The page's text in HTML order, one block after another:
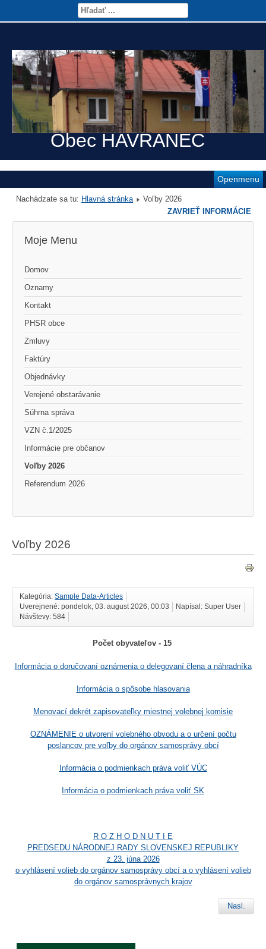
Obec HAVRANEC
Openmenu
Nachádzate sa tu: Hlavná stránka Voľby 2026
Moje Menu
Domov
Oznamy
Kontakt
PHSR obce
Zmluvy
Faktúry
Objednávky
Verejené obstarávanie
Súhrna správa
VZN č.1/2025
Informácie pre občanov
Voľby 2026
Referendum 2026
Voľby 2026
Kategória: Sample Data-Articles
Uverejnené: pondelok, 03. august 2026, 00:03
Napísal: Super User
Návštevy: 584
Počet obyvateľov - 15
Informácia o doručovaní oznámenia o delegovaní člena a náhradníka
Informácia o spôsobe hlasovania
Menovací dekrét zapisovateľky miestnej volebnej komisie
OZNÁMENIE o utvorení volebného obvodu a o určení počtu
poslancov pre voľby do orgánov samosprávy obcí
Informácia o podmienkach práva voliť VÚC
Informácia o podmienkach práva voliť SK
R O Z H O D N U T I E
PREDSEDU NÁRODNEJ RADY SLOVENSKEJ REPUBLIKY
z 23. júna 2026
o vyhlásení volieb do orgánov samosprávy obcí a o vyhlásení volieb
do orgánov samosprávnych krajov
Nasl.
ZAVRIEŤ INFORMÁCIE